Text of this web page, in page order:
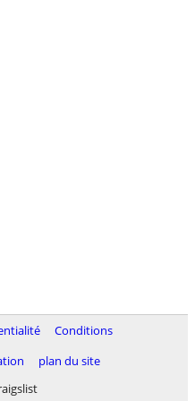
Conditions
plan du site